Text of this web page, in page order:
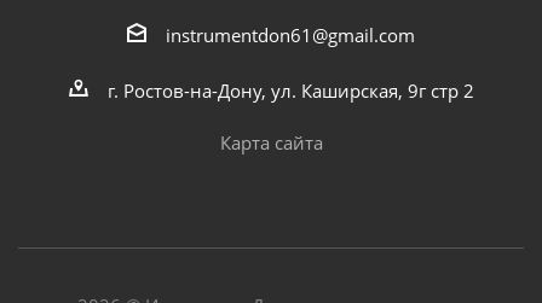
instrumentdon61@gmail.com
г. Ростов-на-Дону, ул. Каширская, 9г стр 2
Карта сайта